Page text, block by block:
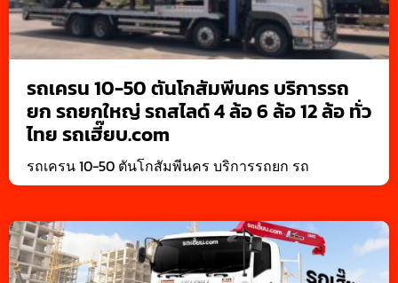
รถเครน 10-50 ตันโกสัมพีนคร บริการรถ
ยก รถยกใหญ่ รถสไลด์ 4 ล้อ 6 ล้อ 12 ล้อ ทั่ว
ไทย รถเฮี๊ยบ.com
รถเครน 10-50 ตันโกสัมพีนคร บริการรถยก รถ